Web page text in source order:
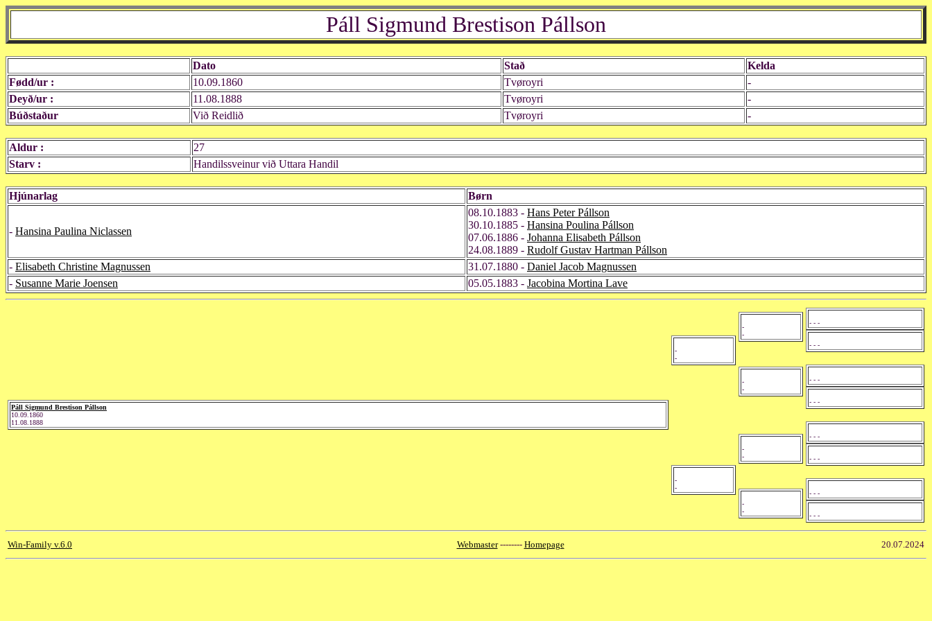
Páll Sigmund Brestison Pállson
Dato Stað
Kelda
Fødd/ur :
10.09.1860 Tvøroyri
-
Deyð/ur :
11.08.1888 Tvøroyri
-
Búðstaður
Við Reidlið Tvøroyri -
Aldur :
27
Starv :
Handilssveinur við Uttara Handil
Hjúnarlag Børn
- Hansina Paulina Niclassen
08.10.1883 - Hans Peter Pállson
30.10.1885 - Hansina Poulina Pállson
07.06.1886 - Johanna Elisabeth Pállson
24.08.1889 - Rudolf Gustav Hartman Pállson
- Elisabeth Christine Magnussen 31.07.1880 - Daniel Jacob Magnussen
- Susanne Marie Joensen 05.05.1883 - Jacobina Mortina Lave
Páll Sigmund Brestison Pállson
10.09.1860
11.08.1888
-
-
-
-
-
-
-
-
-
-
-
-
- - -
- - -
- - -
- - -
- - -
- - -
- - -
- - -
Win-Family v.6.0 Webmaster-------- Homepage 20.07.2024